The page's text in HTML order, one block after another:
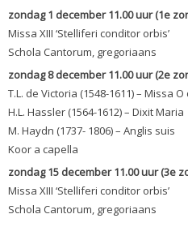
zondag 1 december 11.00 uur (1e
Missa XIII ‘Stelliferi conditor orbis’
Schola Cantorum, gregoriaans
zondag 8 december 11.00 uur (2e
T.L. de Victoria (1548-1611) – Missa
H.L. Hassler (1564-1612) – Dixit Maria
M. Haydn (1737- 1806) – Anglis suis
Koor a capella
zondag 15 december 11.00 uur (3e
Missa XIII ‘Stelliferi conditor orbis’
Schola Cantorum, gregoriaans